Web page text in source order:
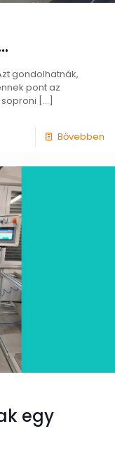
gondolhatnák,
pont az
soproni […]
Bővebben
egy